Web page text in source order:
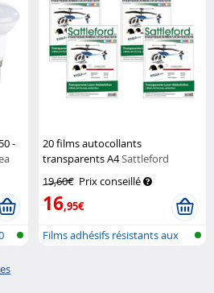
-
20 films autocollants
transparents A4Sattleford
19,60€ Prix conseillé
16,95€
Films adhésifs résistants aux